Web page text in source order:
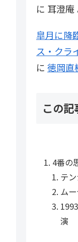
に 耳澄庵
皐月に降
ス・クラ
に 徳岡直
この
4番の
テ
ム
演